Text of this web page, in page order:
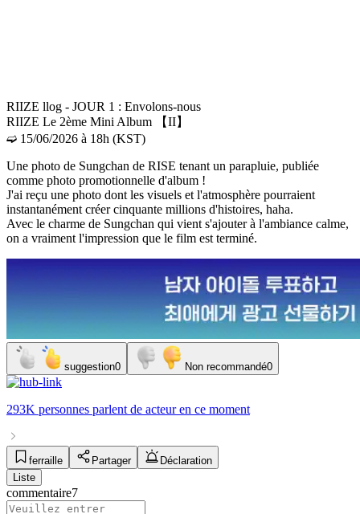
RIIZE llog - JOUR 1 : Envolons-nous
RIIZE Le 2ème Mini Album 【II】
➫ 15/06/2026 à 18h (KST)
Une photo de Sungchan de RISE tenant un parapluie, publiée
comme photo promotionnelle d'album !
J'ai reçu une photo dont les visuels et l'atmosphère pourraient
instantanément créer cinquante millions d'histoires, haha.
Avec le charme de Sungchan qui vient s'ajouter à l'ambiance calme,
on a vraiment l'impression que le film est terminé.
suggestion0 Non recommandé0
293K personnes parlent de acteuren ce moment
ferraille Partager
Déclaration
Liste
commentaire7